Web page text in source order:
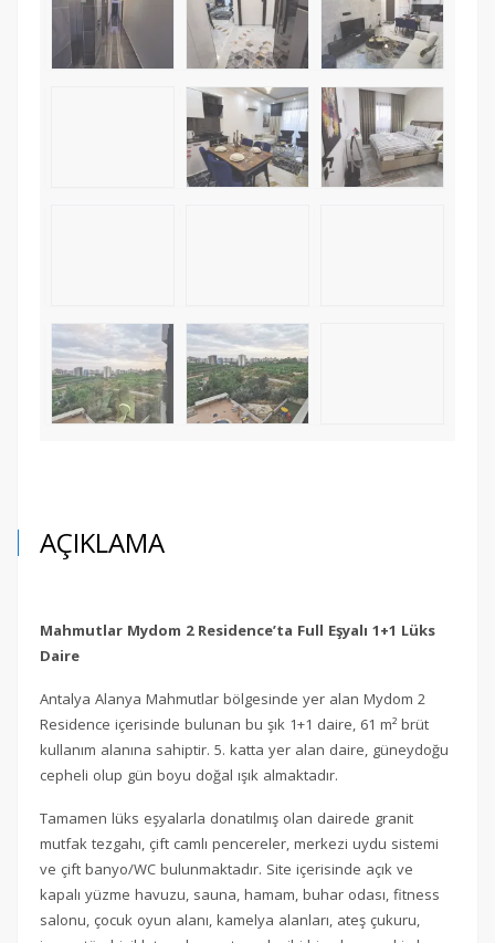
AÇIKLAMA
Mahmutlar Mydom 2 Residence’ta Full Eşyalı 1+1 Lüks
Daire
Antalya Alanya Mahmutlar bölgesinde yer alan Mydom 2
Residence içerisinde bulunan bu şık 1+1 daire, 61 m² brüt
kullanım alanına sahiptir. 5. katta yer alan daire, güneydoğu
cepheli olup gün boyu doğal ışık almaktadır.
Tamamen lüks eşyalarla donatılmış olan dairede granit
mutfak tezgahı, çift camlı pencereler, merkezi uydu sistemi
ve çift banyo/WC bulunmaktadır. Site içerisinde açık ve
kapalı yüzme havuzu, sauna, hamam, buhar odası, fitness
salonu, çocuk oyun alanı, kamelya alanları, ateş çukuru,